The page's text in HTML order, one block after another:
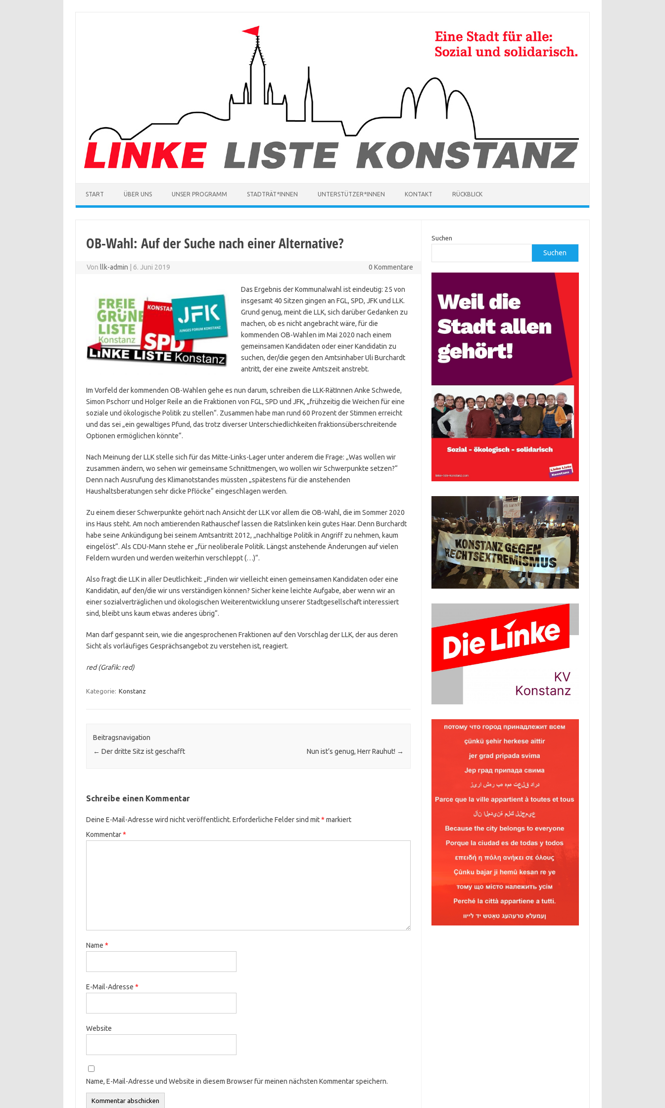
START ÜBER UNS UNSER PROGRAMM STADTRÄT*INNEN UNTERSTÜTZER*INNEN KONTAKT RÜCKBLICK
OB-Wahl: Auf der Suche nach einer Alternative?
Von llk-admin 6. Juni 2019 0 Kommentare
Das Ergebnis der Kommunalwahl ist ein­deu­tig: 25 von
insgesamt 40 Sitzen gingen an FGL, SPD, JFK und LLK.
Grund genug, meint die LLK, sich darüber Gedanken zu
machen, ob es nicht angebracht wäre, für die
kommenden OB-Wahlen im Mai 2020 nach einem
gemein­sa­men Kandidaten oder einer Kandidatin zu
suchen, der/die gegen den Amtsinhaber Uli Burchardt
antritt, der eine zweite Amtszeit anstrebt.
Im Vorfeld der kommenden OB-Wahlen gehe es nun darum, schreiben die LLK-RätInnen Anke Schwede,
Simon Pschorr und Holger Reile an die Fraktionen von FGL, SPD und JFK, „frühzeitig die Weichen für eine
soziale und ökologische Politik zu stellen“. Zusammen habe man rund 60 Prozent der Stimmen erreicht
und das sei „ein gewaltiges Pfund, das trotz diverser Unterschiedlichkeiten fraktionsüberschreitende
Optionen ermöglichen könnte“.
Nach Meinung der LLK stelle sich für das Mitte-Links-Lager unter anderem die Frage: „Was wollen wir
zusammen ändern, wo sehen wir gemeinsame Schnittmengen, wo wollen wir Schwerpunkte setzen?“
Denn nach Ausrufung des Klimanotstandes müssten „spätestens für die anstehenden
Haushaltsberatungen sehr dicke Pflöcke“ eingeschlagen werden.
Zu einem dieser Schwerpunkte gehört nach Ansicht der LLK vor allem die OB-Wahl, die im Sommer 2020
ins Haus steht. Am noch amtierenden Rathauschef lassen die Ratslinken kein gutes Haar. Denn Burchardt
habe seine Ankündigung bei seinem Amtsantritt 2012, „nachhaltige Politik in Angriff zu nehmen, kaum
eingelöst“. Als CDU-Mann stehe er „für neoliberale Politik. Längst anstehende Änderungen auf vielen
Feldern wurden und werden weiterhin verschleppt (…)“.
Also fragt die LLK in aller Deutlichkeit: „Finden wir vielleicht einen gemeinsamen Kandidaten oder eine
Kandidatin, auf den/die wir uns verständigen können? Sicher keine leichte Aufgabe, aber wenn wir an
einer sozialverträglichen und ökologischen Weiterentwicklung unserer Stadtgesellschaft interessiert
sind, bleibt uns kaum etwas anderes übrig“.
Man darf gespannt sein, wie die angesprochenen Fraktionen auf den Vorschlag der LLK, der aus deren
Sicht als vorläufiges Gesprächsangebot zu verstehen ist, reagiert.
red (Grafik: red)
Kategorie: Konstanz
Beitragsnavigation
← Der dritte Sitz ist geschafft Nun ist’s genug, Herr Rauhut! →
Schreibe einen Kommentar
Deine E-Mail-Adresse wird nicht veröffentlicht. Erforderliche Felder sind mit* markiert
Kommentar*
Name *
E-Mail-Adresse *
Website
Name, E-Mail-Adresse und Website in diesem Browser für meinen nächsten Kommentar speichern.
Suchen
Suchen